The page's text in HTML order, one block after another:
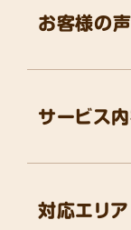
お客様の声
サービス
対応エリア